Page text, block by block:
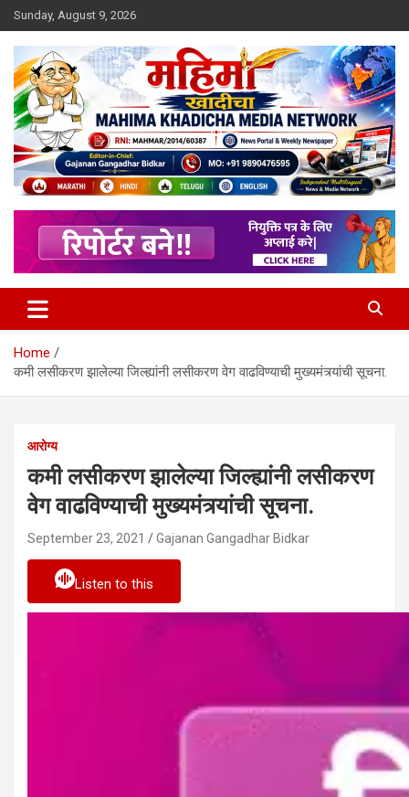
Skip
to
content
Sunday, August 9, 2026
Mahimakhadicha
Home
कमी लसीकरण झालेल्या जिल्ह्यांनी लसीकरण वेग वाढविण्याची मुख्यमंत्र्यांची सूचना.
आरोग्य
कमी लसीकरण झालेल्या जिल्ह्यांनी लसीकरण
वेग वाढविण्याची मुख्यमंत्र्यांची सूचना.
September 23, 2021 Gajanan Gangadhar Bidkar
Listen to this